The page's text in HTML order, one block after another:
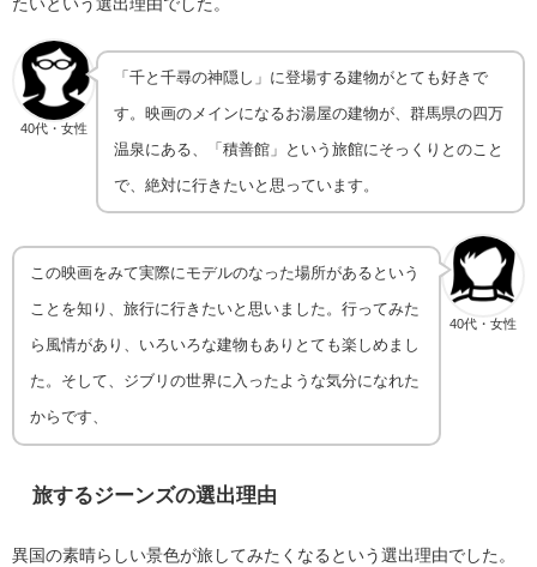
40代・女性
「千と千尋の神隠し」に登場する建物がとても好きで
す。映画のメインになるお湯屋の建物が、群馬県の四万
温泉にある、「積善館」という旅館にそっくりとのこと
で、絶対に行きたいと思っています。
40代・女性
この映画をみて実際にモデルのなった場所があるという
ことを知り、旅行に行きたいと思いました。行ってみた
ら風情があり、いろいろな建物もありとても楽しめまし
た。そして、ジブリの世界に入ったような気分になれた
からです、
旅するジーンズの選出理由
異国の素晴らしい景色が旅してみたくなるという選出理由でした。